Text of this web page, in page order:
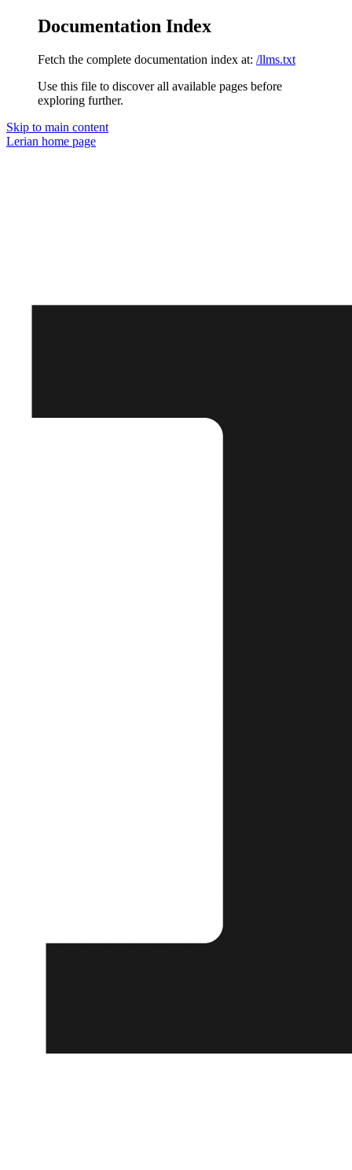
Documentation Index
Fetch the complete documentation index at: /llms.txt
Use this file to discover all available pages before
exploring further.
Skip to main content
Lerian home page